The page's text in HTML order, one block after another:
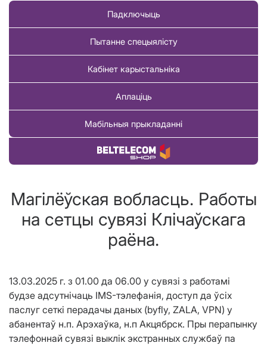
Падключыць
Пытанне спецыялісту
Кабінет карыстальніка
Аплаціць
Мабільныя прыкладанні
Купіць тавар
Магілёўская вобласць. Работы
на сетцы сувязі Клічаўскага
раёна.
13.03.2025 г. з 01.00 да 06.00 у сувязі з работамі
будзе адсутнічаць IMS-тэлефанія, доступ да ўсіх
паслуг сеткі перадачы даных (byfly, ZALA, VPN) у
абанентаў н.п. Арэхаўка, н.п Акцябрск. Пры перапынку
тэлефоннай сувязі выклік экстранных службаў па